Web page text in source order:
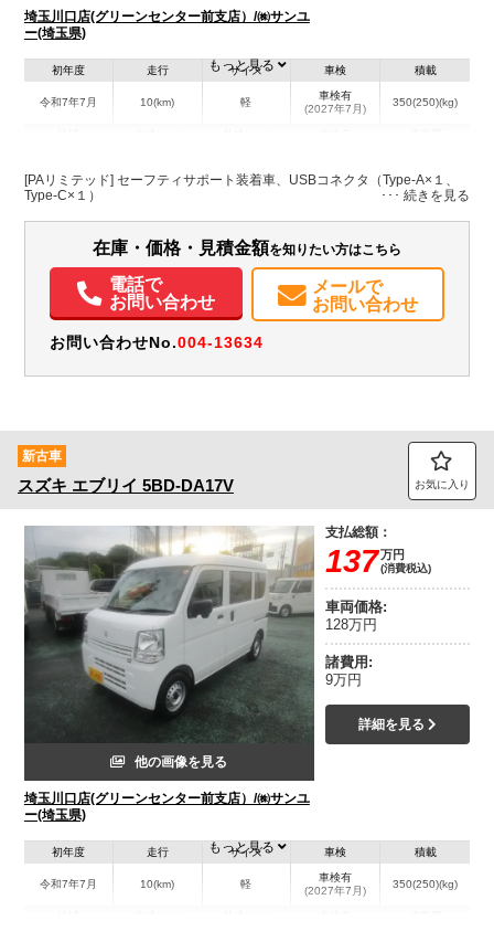
埼玉川口店(グリーンセンター前支店）/㈱サンユ
ー(埼玉県)
初年度
令和7年7月
走行
10(km)
サイズ
軽
車検
車検有
(2027年7月)
積載
350(250)(kg)
パワステ パワーウィンドウ ABS エアバッグ
集中ドアロック
記録簿（一部含む）
取扱説明書（一部含む） メンテナンスノート（保証書）
もっと見る
[PAリミテッド] セーフティサポート装着車、USBコネクタ（Type-A×１、
Type-C×１）
在庫・価格・見積金額を知りたい方はこちら
電話で
お問い合わせ
メールで
お問い合わせ
お問い合わせNo.004-13634
新古車
スズキ エブリイ 5BD-DA17V お気に入り
他の画像を見る
埼玉川口店(グリーンセンター前支店）/㈱サンユ
ー(埼玉県)
支払総額：
137万円
(消費税込)
車両価格:
128万円
諸費用:
9万円
詳細を見る
初年度
令和7年7月
走行
10(km)
サイズ
軽
車検
車検有
(2027年7月)
積載
350(250)(kg)
もっと見る